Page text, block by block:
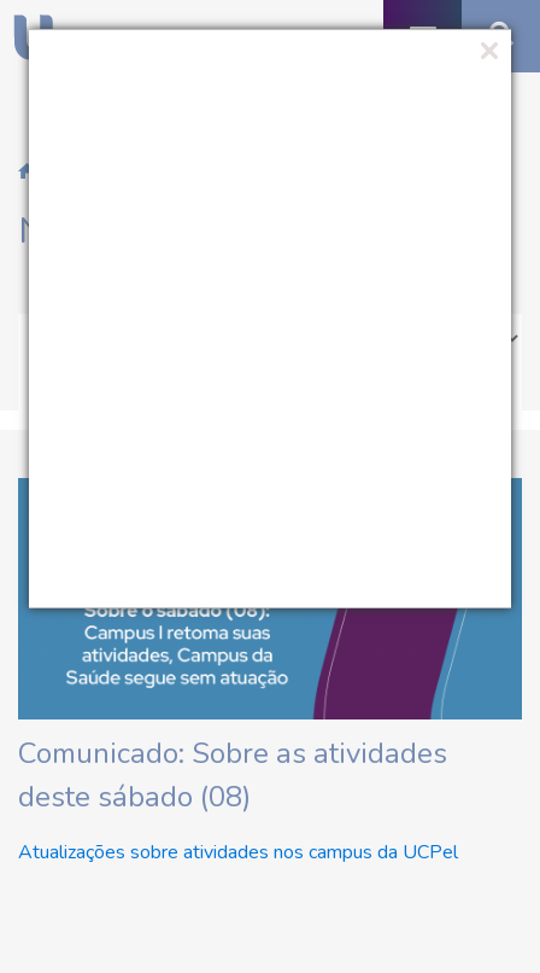
Notícias
Comunicado: Sobre as atividades
deste sábado (08)
Atualizações sobre atividades nos campus da UCPel